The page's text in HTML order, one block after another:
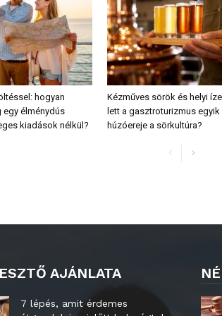
hogyan
egy élménydús
kiadások nélkül?
Kézműves sörök és helyi
lett a gasztroturizmus egyik
húzóereje a sörkultúra?
AJÁNLATA
7 lépés, amit érdemes